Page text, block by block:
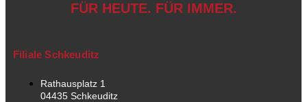
FÜR HEUTE. FÜR IMMER.
Filiale Schkeuditz
Rathausplatz 1
04435 Schkeuditz